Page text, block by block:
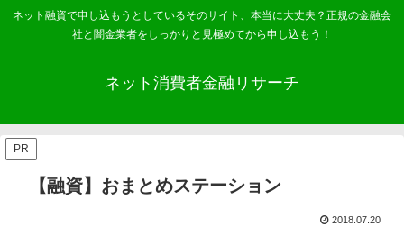
ネット融資で申し込もうとしているそのサイト、本当に大丈夫？正規の金融会
社と闇金業者をしっかりと見極めてから申し込もう！
ネット消費者金融リサーチ
PR
【融資】おまとめステーション
2018.07.20